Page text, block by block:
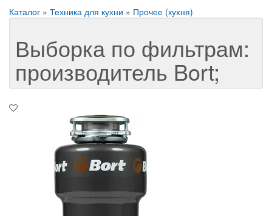
Каталог » Техника для кухни » Прочее (кухня)
Выборка по фильтрам:
производитель Bort;